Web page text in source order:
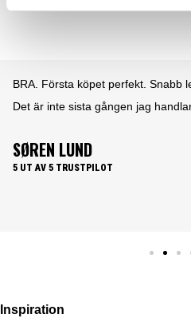
BRA. Första köpet perfekt. Snabb
Det är inte sista gången jag
SØREN LUND
5 UT AV 5 TRUSTPILOT
Inspiration